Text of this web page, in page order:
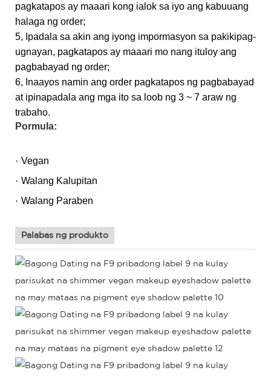
pagkatapos ay maaari kong ialok sa iyo ang kabuuang
halaga ng order;
5, Ipadala sa akin ang iyong impormasyon sa pakikipag-
ugnayan, pagkatapos ay maaari mo nang ituloy ang
pagbabayad ng order;
6, Inaayos namin ang order pagkatapos ng pagbabayad
at ipinapadala ang mga ito sa loob ng 3 ~ 7 araw ng
trabaho.
Pormula:
· Vegan
· Walang Kalupitan
· Walang Paraben
Palabas ng produkto